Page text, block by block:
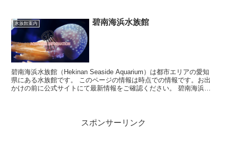
水族館案内 碧南海浜水族館
碧南海浜水族館（Hekinan Seaside Aquarium）は都市エリアの愛知
県にある水族館です。 このページの情報は時点での情報です。お出
かけの前に公式サイトにて最新情報をご確認ください。 碧南海浜水
スポンサーリンク